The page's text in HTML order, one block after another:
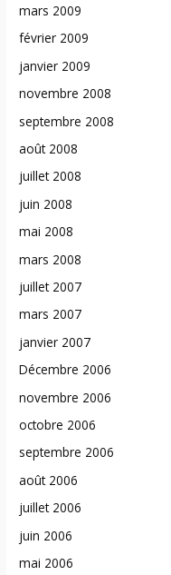
mars 2009
février 2009
janvier 2009
novembre 2008
septembre 2008
août 2008
juillet 2008
juin 2008
mai 2008
mars 2008
juillet 2007
mars 2007
janvier 2007
Décembre 2006
novembre 2006
octobre 2006
septembre 2006
août 2006
juillet 2006
juin 2006
mai 2006